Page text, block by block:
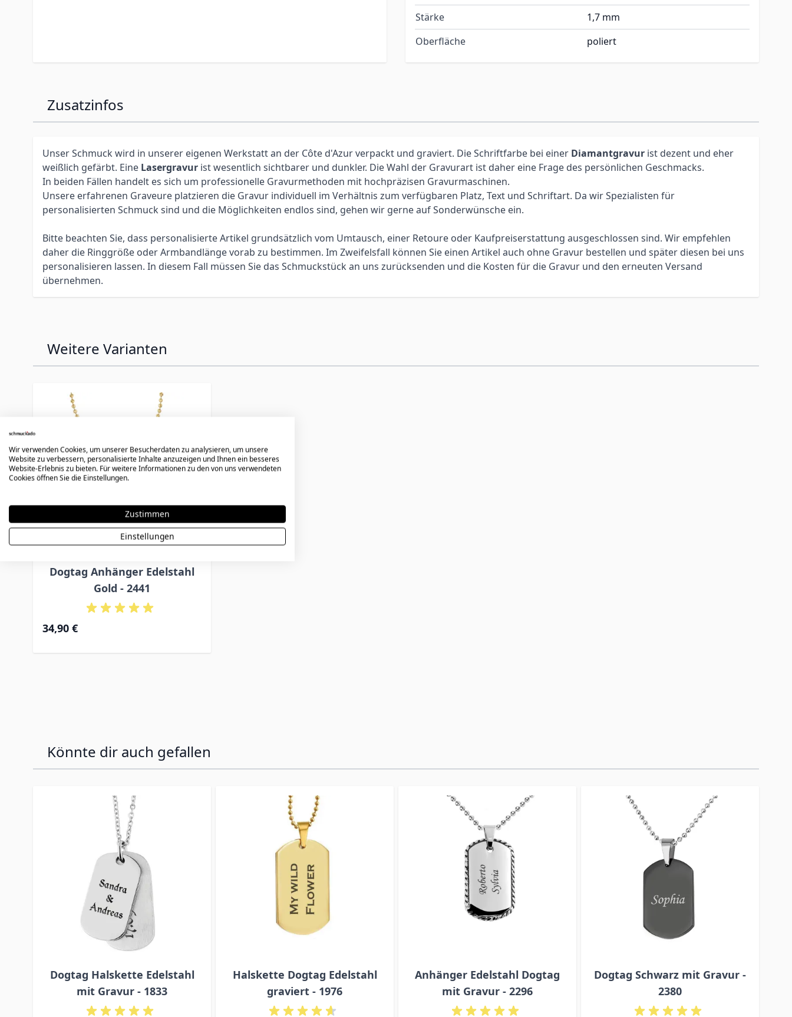
Stärke
1,7 mm
Oberfläche
poliert
Zusatzinfos
Unser Schmuck wird in unserer eigenen Werkstatt an der Côte d'Azur verpackt und graviert. Die Schriftfarbe bei einer Diamantgravur ist dezent und eher
weißlich gefärbt. Eine Lasergravur ist wesentlich sichtbarer und dunkler. Die Wahl der Gravurart ist daher eine Frage des persönlichen Geschmacks.
In beiden Fällen handelt es sich um professionelle Gravurmethoden mit hochpräzisen Gravurmaschinen.
Unsere erfahrenen Graveure platzieren die Gravur individuell im Verhältnis zum verfügbaren Platz, Text und Schriftart. Da wir Spezialisten für
personalisierten Schmuck sind und die Möglichkeiten endlos sind, gehen wir gerne auf Sonderwünsche ein.
Bitte beachten Sie, dass personalisierte Artikel grundsätzlich vom Umtausch, einer Retoure oder Kaufpreiserstattung ausgeschlossen sind. Wir empfehlen
daher die Ringgröße oder Armbandlänge vorab zu bestimmen. Im Zweifelsfall können Sie einen Artikel auch ohne Gravur bestellen und später diesen bei uns
personalisieren lassen. In diesem Fall müssen Sie das Schmuckstück an uns zurücksenden und die Kosten für die Gravur und den erneuten Versand
übernehmen.
Weitere Varianten
Dogtag Anhänger Edelstahl
Gold - 2441
34,90 €
Könnte dir auch gefallen
Dogtag Halskette Edelstahl
mit Gravur - 1833
Halskette Dogtag Edelstahl
graviert - 1976
Anhänger Edelstahl Dogtag
mit Gravur - 2296
Dogtag Schwarz mit Gravur -
2380
Wir verwenden Cookies, um unserer Besucherdaten zu analysieren, um unsere
Website zu verbessern, personalisierte Inhalte anzuzeigen und Ihnen ein besseres
Website-Erlebnis zu bieten. Für weitere Informationen zu den von uns verwendeten
Cookies öffnen Sie die Einstellungen.
Zustimmen
Einstellungen